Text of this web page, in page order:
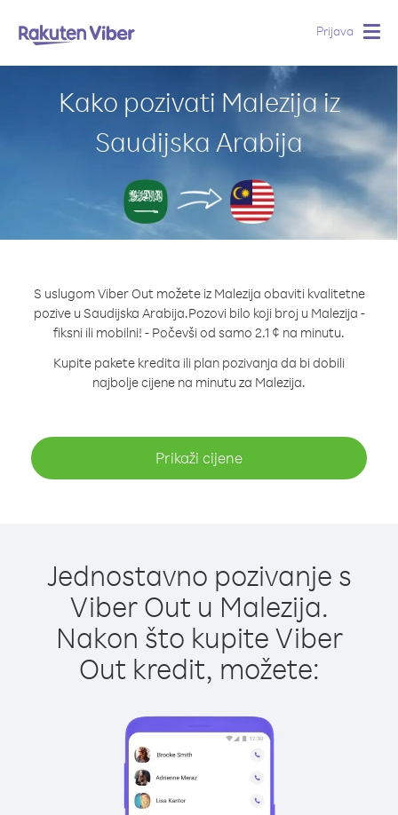
Prijava
Kako pozivati Malezija iz
Saudijska Arabija
S uslugom Viber Out možete iz Malezija obaviti kvalitetne
pozive u Saudijska Arabija.Pozovi bilo koji broj u Malezija -
fiksni ili mobilni! - Počevši od samo 2.1 ¢ na minutu.
Kupite pakete kredita ili plan pozivanja da bi dobili
najbolje cijene na minutu za Malezija.
Prikaži cijene
Jednostavno pozivanje s
Viber Out u Malezija.
Nakon što kupite Viber
Out kredit, možete: